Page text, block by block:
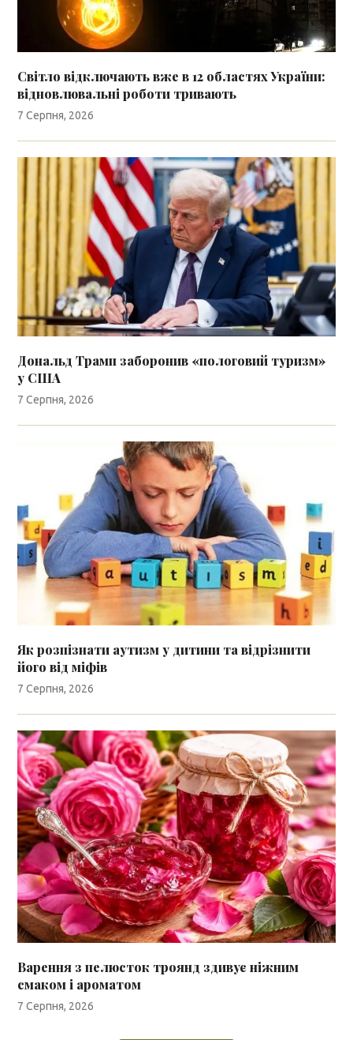
Світло відключають вже в 12 областях України:
відновлювальні роботи тривають
7 Серпня, 2026
Дональд Трамп заборонив «пологовий туризм»
у США
7 Серпня, 2026
Як розпізнати аутизм у дитини та відрізнити
його від міфів
7 Серпня, 2026
Варення з пелюсток троянд здивує ніжним
смаком і ароматом
7 Серпня, 2026